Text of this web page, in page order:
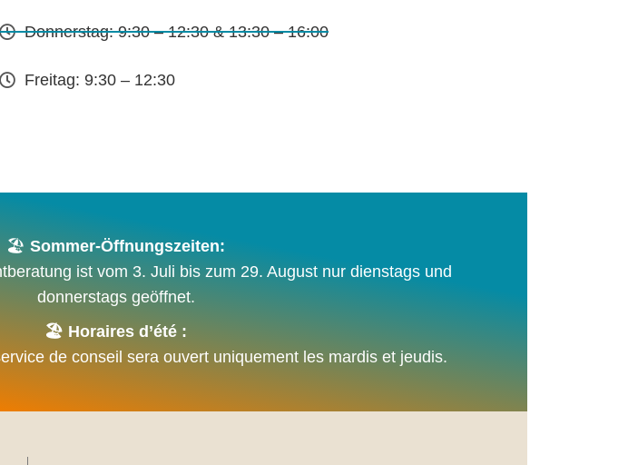
Donnerstag: 9:30 – 12:30 & 13:30 – 16:00
Freitag: 9:30 – 12:30
🏖️ Sommer-Öffnungszeiten:
ist vom 3. Juli bis zum 29. August nur dienstags und
donnerstags geöffnet.
🏖️ Horaires d’été :
de conseil sera ouvert uniquement les mardis et jeudis.